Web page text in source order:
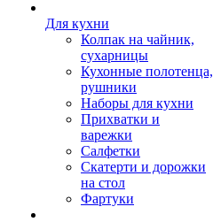
Для кухни
Колпак на чайник,
сухарницы
Кухонные полотенца,
рушники
Наборы для кухни
Прихватки и
варежки
Салфетки
Скатерти и дорожки
на стол
Фартуки